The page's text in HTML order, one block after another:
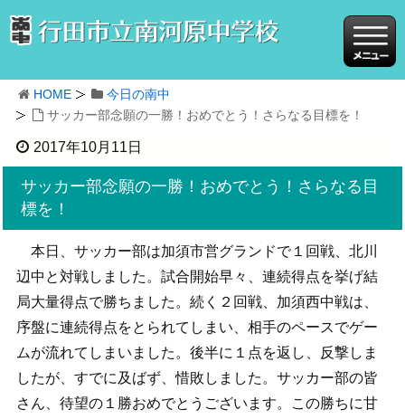
HOME
今日の南中
サッカー部念願の一勝！おめでとう！さらなる目標を！
2017年10月11日
サッカー部念願の一勝！おめでとう！さらなる目
標を！
本日、サッカー部は加須市営グランドで１回戦、北川
辺中と対戦しました。試合開始早々、連続得点を挙げ結
局大量得点で勝ちました。続く２回戦、加須西中戦は、
序盤に連続得点をとられてしまい、相手のペースでゲー
ムが流れてしまいました。後半に１点を返し、反撃しま
したが、すでに及ばず、惜敗しました。サッカー部の皆
さん、待望の１勝おめでとうございます。この勝ちに甘